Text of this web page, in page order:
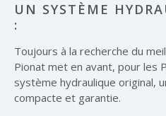
UN SYSTÈME
:
Toujours à la recherche du
Pionat met en avant, pour les
système hydraulique original,
compacte et garantie.